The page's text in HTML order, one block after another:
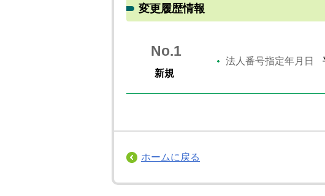
変更履歴情報
No.1
新規
法人番号指定年月日
ホームに戻る